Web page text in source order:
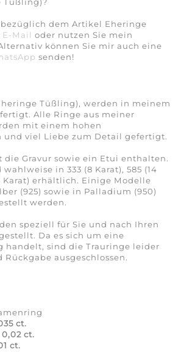
Tüßling)?
dem Artikel Eheringe
E-Mail oder nutzen Sie mein
können Sie mir auch eine
senden!
Tüßling), werden in meinem
Alle Ringe aus meiner
mit einem hohen
und viel Liebe zum Detail gefertigt.
die Gravur sowie ein Etui enthalten.
in 333 (8 Karat), 585 (14
Karat) erhältlich. Einige Modelle
(925) sowie in Palladium (950)
werden.
speziell für Sie und nach Ihren
Da es sich um eine
handelt, sind die Trauringe leider
Rückgabe ausgeschlossen.
ct.
ct.
ct.